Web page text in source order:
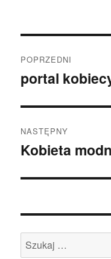
wpisu
POPRZEDNI
Poprzedni
portal
NASTĘPNY
Następny
Kobieta
Szukaj: